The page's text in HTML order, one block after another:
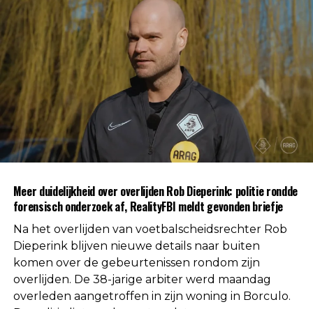
brengen. Dergelijke onderzoeken maken
standaard deel uit van een procedure wanneer de
oorzaak van een overlijden nog niet direct
duidelijk is.
Na afronding van de eerste onderzoeksfase liet de
politie weten dat er geen aanwijzingen zijn
gevonden voor betrokkenheid van andere
personen. Daarmee is die mogelijkheid volgens de
autoriteiten uitgesloten.
worden geen verdere mededelingen gedaan over
de doodsoorzaak.
Een vaste waarde in de Nederlandse
arbitrage
Meer duidelijkheid over overlijden Rob Dieperink: politie rondde
forensisch onderzoek af, RealityFBI meldt gevonden briefje
Na het overlijden van voetbalscheidsrechter Rob
Dieperink blijven nieuwe details naar buiten
komen over de gebeurtenissen rondom zijn
overlijden. De 38-jarige arbiter werd maandag
overleden aangetroffen in zijn woning in Borculo.